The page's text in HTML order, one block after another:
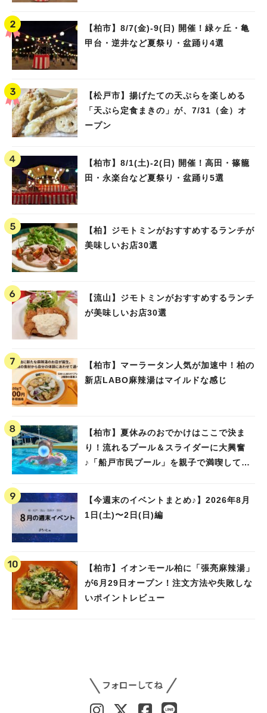
【柏市】8/7(金)‐9(日) 開催！緑ヶ丘・亀
甲台・逆井など夏祭り・盆踊り4選
【松戸市】揚げたての天ぷらを楽しめる
「天ぷら定食まきの」が、7/31（金）オ
ープン
【柏市】8/1(土)‐2(日) 開催！高田・篠籠
田・永楽台など夏祭り・盆踊り5選
【柏】ジモトミンがおすすめするランチが
美味しいお店30選
【流山】ジモトミンがおすすめするランチ
が美味しいお店30選
【柏市】マーラータン人気が加速中！柏の
新店LABO麻辣湯はマイルドな感じ
【柏市】夏休みのおでかけはここで決ま
り！流れるプール＆スライダーに大興奮
♪「船戸市民プール」を親子で満喫してき
【今週末のイベントまとめ♪】2026年8月
1日(土)〜2日(日)編
【柏市】イオンモール柏に「張亮麻辣湯」
が6月29日オープン！注文方法や失敗しな
いポイントレビュー